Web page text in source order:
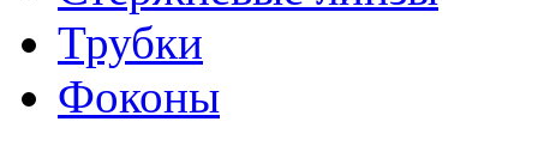
Трубки
Фоконы